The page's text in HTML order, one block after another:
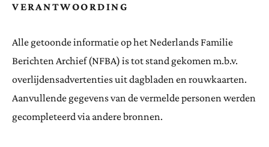
VERANTWOORDING
Alle getoonde informatie op het Nederlands Familie
Berichten Archief (NFBA) is tot stand gekomen m.b.v.
overlijdensadvertenties uit dagbladen en rouwkaarten.
Aanvullende gegevens van de vermelde personen werden
gecompleteerd via andere bronnen.